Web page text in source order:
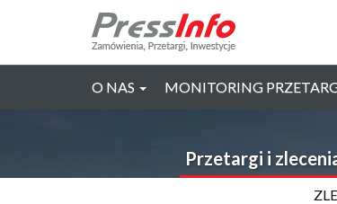
O NAS MONITORING
Przetargi i